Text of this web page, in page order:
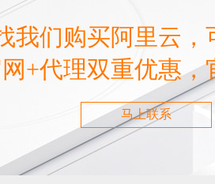
我们购买阿里云，
+代理双重优惠，
马上联系